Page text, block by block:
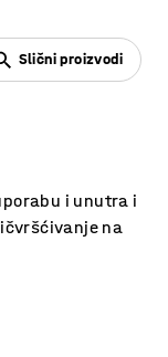
Slični proizvodi
i unutra i
na